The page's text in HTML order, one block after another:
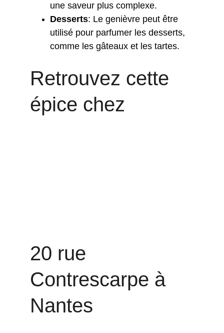
une saveur plus complexe.
Desserts: Le genièvre peut être
utilisé pour parfumer les desserts,
comme les gâteaux et les tartes.
Retrouvez cette
épice chez
20 rue
Contrescarpe à
Nantes